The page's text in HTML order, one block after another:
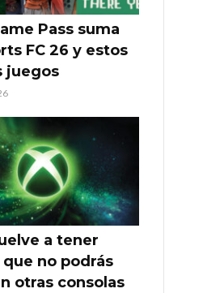
Pass suma
FC 26 y estos
juegos
a tener
no podrás
otras consolas